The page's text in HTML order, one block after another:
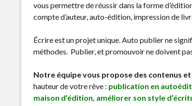
vous permettre de réussir dans la forme
compte d’auteur, auto-édition, impression de
Écrire est un projet unique. Auto publier ne
méthodes. Publier, et promouvoir ne doivent
Notre équipe vous propose des contenus
hauteur de votre rêve : publication en
maison d’édition, améliorer son style